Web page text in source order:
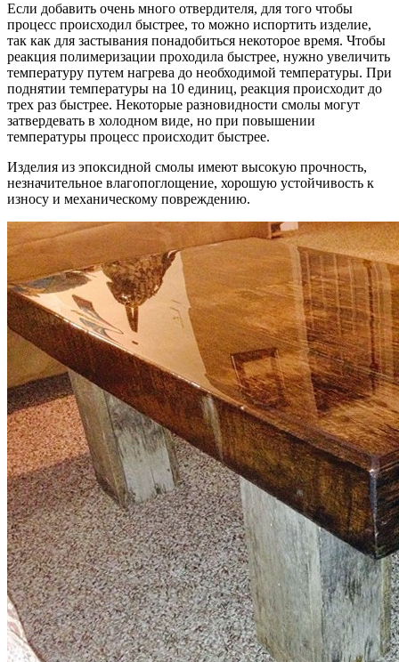
Если добавить очень много отвердителя, для того чтобы
процесс происходил быстрее, то можно испортить изделие,
так как для застывания понадобиться некоторое время. Чтобы
реакция полимеризации проходила быстрее, нужно увеличить
температуру путем нагрева до необходимой температуры. При
поднятии температуры на 10 единиц, реакция происходит до
трех раз быстрее. Некоторые разновидности смолы могут
затвердевать в холодном виде, но при повышении
температуры процесс происходит быстрее.
Изделия из эпоксидной смолы имеют высокую прочность,
незначительное влагопоглощение, хорошую устойчивость к
износу и механическому повреждению.